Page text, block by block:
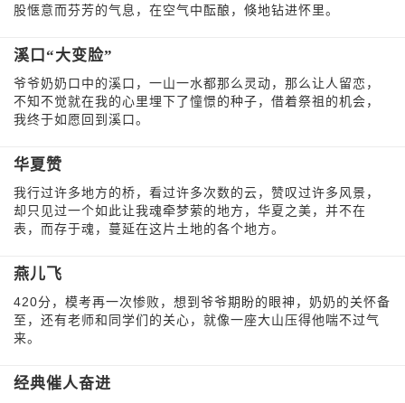
股惬意而芬芳的气息，在空气中酝酿，倏地钻进怀里。
溪口“大变脸”
爷爷奶奶口中的溪口，一山一水都那么灵动，那么让人留恋，
不知不觉就在我的心里埋下了憧憬的种子，借着祭祖的机会，
我终于如愿回到溪口。
华夏赞
我行过许多地方的桥，看过许多次数的云，赞叹过许多风景，
却只见过一个如此让我魂牵梦萦的地方，华夏之美，并不在
表，而存于魂，蔓延在这片土地的各个地方。
燕儿飞
420分，模考再一次惨败，想到爷爷期盼的眼神，奶奶的关怀备
至，还有老师和同学们的关心，就像一座大山压得他喘不过气
来。
经典催人奋进